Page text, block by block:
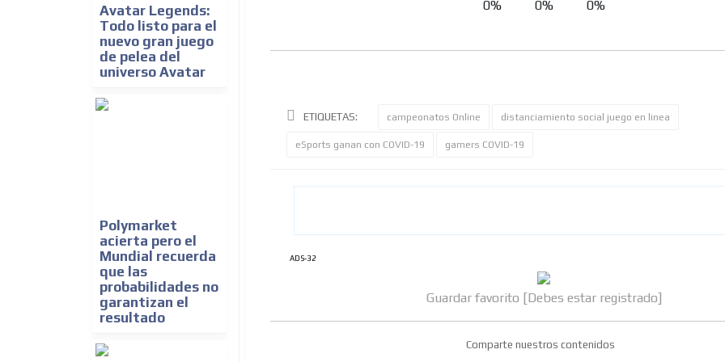
Avatar Legends:
Todo listo para el
nuevo gran juego
de pelea del
universo Avatar
Polymarket
acierta pero el
Mundial recuerda
que las
probabilidades no
garantizan el
resultado
0% 0% 0%
ETIQUETAS: campeonatos Online distanciamiento social juego en linea
eSports ganan con COVID-19 gamers COVID-19
ADS-32
Guardar favorito [Debes estar registrado]
Comparte nuestros contenidos